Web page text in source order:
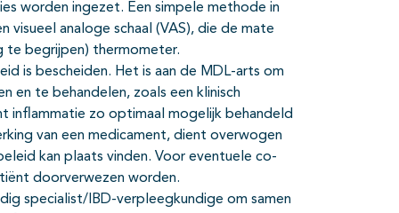
worden ingezet. Een simpele methode in
visueel analoge schaal (VAS), die de mate
te begrijpen) thermometer.
is bescheiden. Het is aan de MDL-arts om
en te behandelen, zoals een klinisch
inflammatie zo optimaal mogelijk behandeld
van een medicament, dient overwogen
kan plaats vinden. Voor eventuele co-
doorverwezen worden.
specialist/IBD-verpleegkundige om samen